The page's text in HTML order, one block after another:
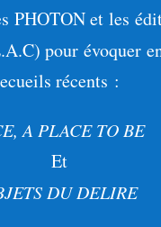
PHOTON et les
pour évoquer
récents :
A PLACE TO BE
Et
DU DELIRE